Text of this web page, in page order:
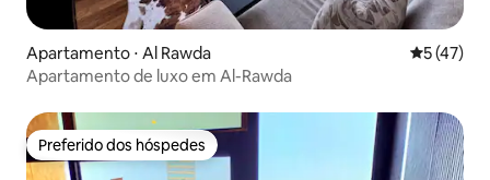
Apartamento ⋅ Al Rawda 5 de uma
5 (47)
Apartamento de luxo em Al-Rawda
Preferido dos hóspedes
Preferido dos hóspedes